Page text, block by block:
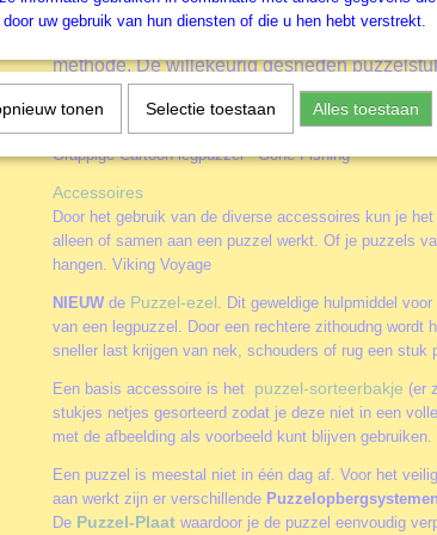
gebruikt voor het fabriceren van
methode. De willekeurig gesneden
voor puzzelaars die wel eens iets anders
patronen van een regelmatig gestansde
Grappige Cartoon legpuzzel - Gone Fishing
Accessoires
Door het gebruik van de diverse accessoires kun je
alleen of samen aan een puzzel werkt. Of je puzzels
hangen. Viking Voyage
NIEUW de Puzzel-ezel. Dit geweldige hulpmiddel
van een legpuzzel. Door een rechtere zithoudng wordt
sneller last krijgen van nek, schouders of rug een stuk
Een basis accessoire is het puzzel-sorteerbakje (er
stukjes netjes gesorteerd zodat je deze niet in een
met de afbeelding als voorbeeld kunt blijven gebruiken.
Een puzzel is meestal niet in één dag af. Voor het
aan werkt zijn er verschillende Puzzelopbergsystemen
De Puzzel-Plaat waardoor je de puzzel eenvoudig
uw gebruik van hun diensten of die u hen hebt verstrekt.
tonen Selectie toestaan Alles toestaan